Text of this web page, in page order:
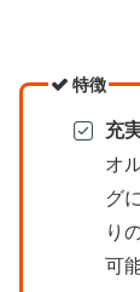
特徴
充
オ
グ
り
可